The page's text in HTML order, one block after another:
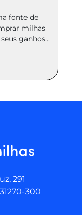
fonte de
milhas
ganhos...
291
300